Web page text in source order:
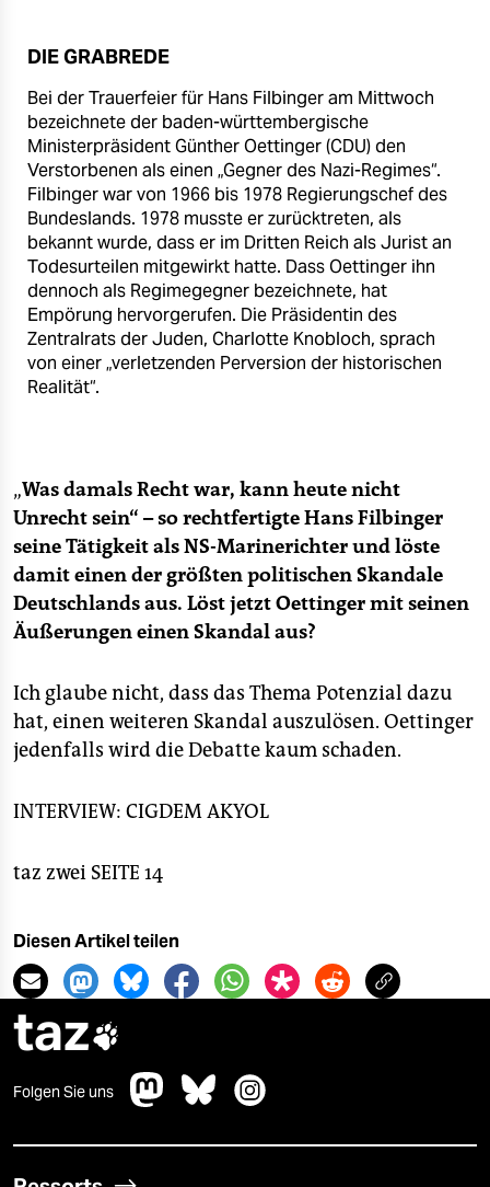
DIE GRABREDE
Bei der Trauerfeier für Hans Filbinger am Mittwoch
bezeichnete der baden-württembergische
Ministerpräsident Günther Oettinger (CDU) den
Verstorbenen als einen „Gegner des Nazi-Regimes“.
Filbinger war von 1966 bis 1978 Regierungschef des
Bundeslands. 1978 musste er zurücktreten, als
bekannt wurde, dass er im Dritten Reich als Jurist an
Todesurteilen mitgewirkt hatte. Dass Oettinger ihn
dennoch als Regimegegner bezeichnete, hat
Empörung hervorgerufen. Die Präsidentin des
Zentralrats der Juden, Charlotte Knobloch, sprach
von einer „verletzenden Perversion der historischen
Realität“.
„Was damals Recht war, kann heute nicht
Unrecht sein“ – so rechtfertigte Hans Filbinger
seine Tätigkeit als NS-Marinerichter und löste
damit einen der größten politischen Skandale
Deutschlands aus. Löst jetzt Oettinger mit seinen
Äußerungen einen Skandal aus?
Ich glaube nicht, dass das Thema Potenzial dazu
hat, einen weiteren Skandal auszulösen. Oettinger
jedenfalls wird die Debatte kaum schaden.
INTERVIEW: CIGDEM AKYOL
taz zwei SEITE 14
Diesen Artikel teilen
taz
Folgen Sie uns